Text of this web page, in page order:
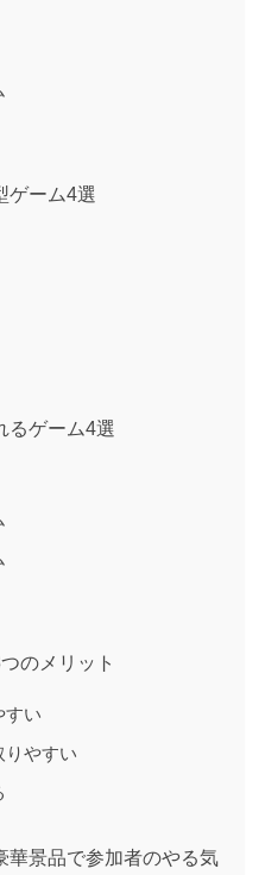
ゲーム4選
るゲーム4選
のメリット
すい
りやすい
華景品で参加者のやる気